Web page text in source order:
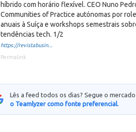
híbrido com horário flexível. CEO Nuno
Communities of Practice autónomas por
anuais à Suíça e workshops semestrais
tendências tech. 1/2
https://revistabusin...
Permalink
Lês a feed todos os dias? Segue o
o Teamlyzer como fonte preferencial.